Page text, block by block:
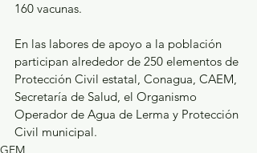
160 vacunas.
En las labores de apoyo a la población
participan alrededor de 250 elementos de
Protección Civil estatal, Conagua, CAEM,
Secretaría de Salud, el Organismo
Operador de Agua de Lerma y Protección
Civil municipal.
GEM